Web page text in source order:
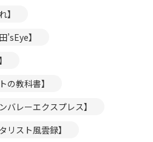
】
】
の教科書】
バレーエクスプレス】
リスト風雲録】